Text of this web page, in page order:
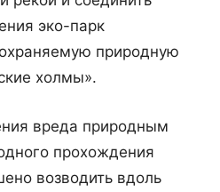
эко-парк
природную
холмы».
вреда природным
прохождения
возводить вдоль